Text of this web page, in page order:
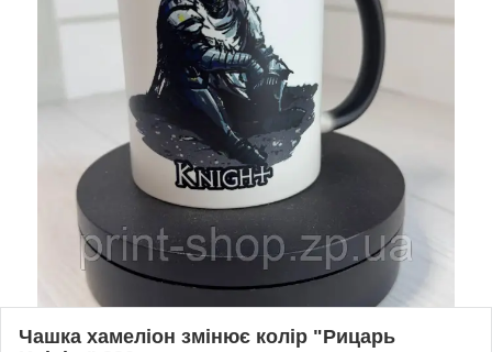
Чашка хамеліон змінює колір "Рицарь